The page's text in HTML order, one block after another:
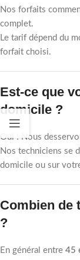
Nos forfaits
complet.
Le tarif dépend du
forfait choisi.
Est-ce que
domicile ?
Oui ! Nous
Nos techniciens se
domicile ou sur
Combien de
?
En général entre 45